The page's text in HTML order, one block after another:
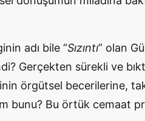
adı bile “Sızıntı” olan
Gerçekten sürekli ve
örgütsel becerilerine,
bunu? Bu örtük cemaat